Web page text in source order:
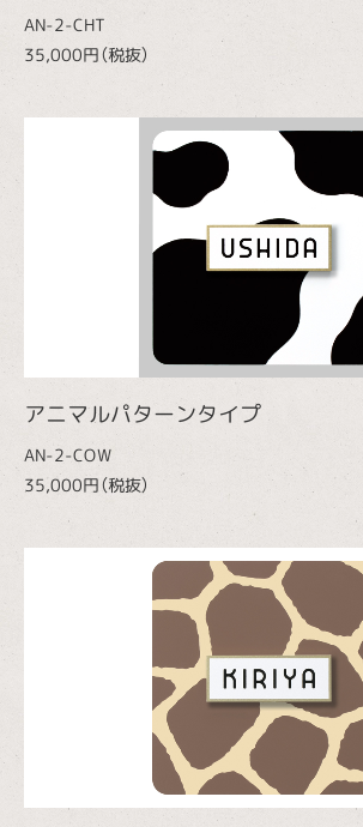
AN-2-CHT
35,000円（税抜）
アニマルパターンタイプ
AN-2-COW
35,000円（税抜）